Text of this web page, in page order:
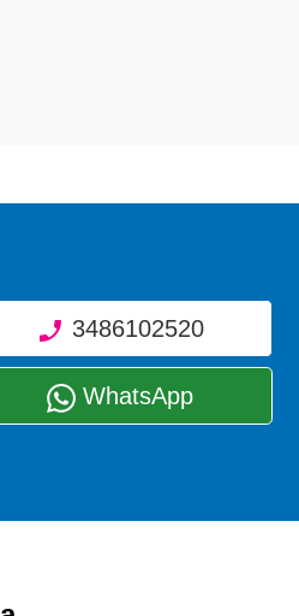
3486102520
WhatsApp